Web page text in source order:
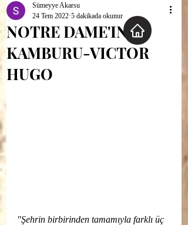
NOTRE DAME'IN
KAMBURU-VICTOR
HUGO
Sümeyye Akarsu
24 Tem 2022 5 dakikada okunur
"Şehrin birbirinden tamamıyla farklı üç